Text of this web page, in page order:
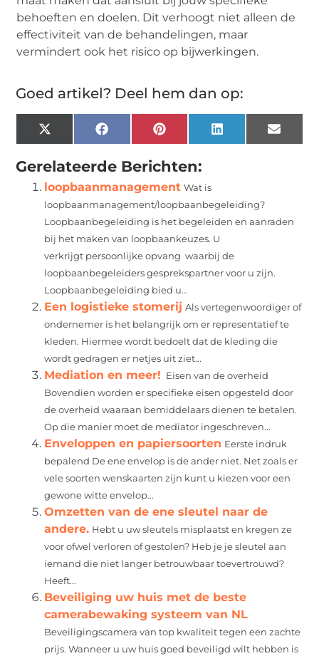
behoeften en doelen. Dit verhoogt niet alleen de
effectiviteit van de behandelingen, maar
vermindert ook het risico op bijwerkingen.
Goed artikel? Deel hem dan op:
X
(Twitter)
FacebookPinterest LinkedIn Email
Gerelateerde Berichten:
loopbaanmanagement Wat is
loopbaanmanagement/loopbaanbegeleiding?
Loopbaanbegeleiding is het begeleiden en aanraden
bij het maken van loopbaankeuzes. U
verkrijgt persoonlijke opvang waarbij de
loopbaanbegeleiders gesprekspartner voor u zijn.
Loopbaanbegeleiding bied u...
Een logistieke stomerij Als vertegenwoordiger of
ondernemer is het belangrijk om er representatief te
kleden. Hiermee wordt bedoelt dat de kleding die
wordt gedragen er netjes uit ziet...
Mediation en meer! Eisen van de overheid
Bovendien worden er specifieke eisen opgesteld door
de overheid waaraan bemiddelaars dienen te betalen.
Op die manier moet de mediator ingeschreven...
Enveloppen en papiersoorten Eerste indruk
bepalend De ene envelop is de ander niet. Net zoals er
vele soorten wenskaarten zijn kunt u kiezen voor een
gewone witte envelop...
Omzetten van de ene sleutel naar de
andere. Hebt u uw sleutels misplaatst en kregen ze
voor ofwel verloren of gestolen? Heb je je sleutel aan
iemand die niet langer betrouwbaar toevertrouwd?
Heeft...
Beveiliging uw huis met de beste
camerabewaking systeem van NL
Beveiligingscamera van top kwaliteit tegen een zachte
prijs. Wanneer u uw huis goed beveiligd wilt hebben is